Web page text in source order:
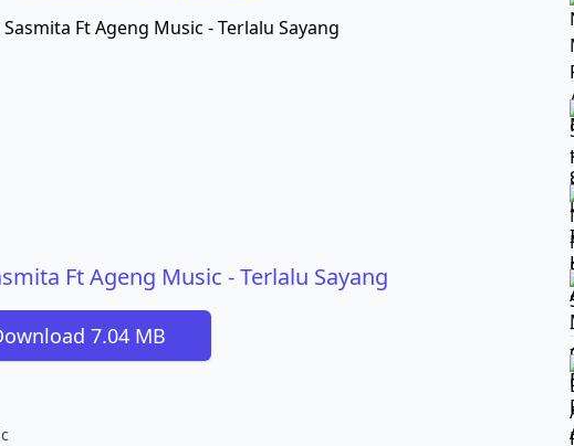
Ft Ageng Music - Terlalu Sayang
7.04 MB